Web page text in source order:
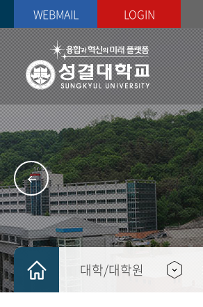
WEBMAIL LOGIN
교육이념
대학이념
VISION 2035
대학별 교육목표
대학
신학대학
인문대학
사회과학대학
글로벌경영기술대학
사범대학
대학
대학입학(입학처)
자치조직
총학생회 회칙
자치조직
선거시행세칙
학사정보
학사일정
수강신청안내
학적변동
부, 복수전공
공지사항
새소식
학사
학생
장학/등록/학자금
대학/대학원